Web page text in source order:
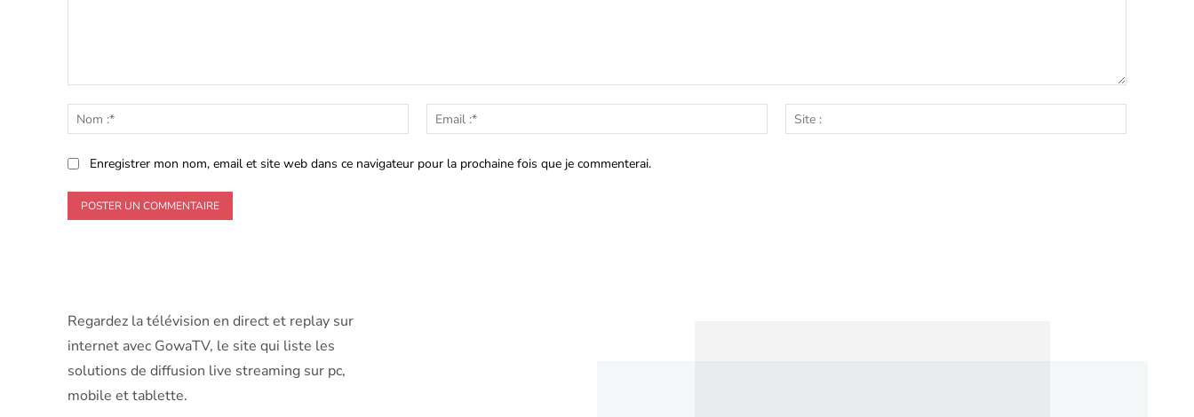
:*
Email
:*
:
Enregistrer mon nom, email et site web dans ce navigateur pour la prochaine fois que je commenterai.
Regardez la télévision en direct et replay sur
internet avec GowaTV, le site qui liste les
solutions de diffusion live streaming sur pc,
mobile et tablette.